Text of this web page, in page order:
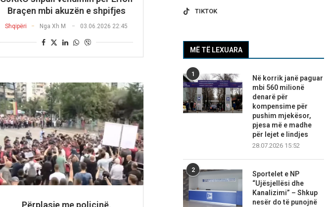
Braçen mbi akuzën e shpifjes
Shqipëri NgaXh M 03.06.2026 22:45
Përplasje me policinë,
TIKTOK
MË TË LEXUARA
1
Në korrik janë paguar
mbi 560 milionë
denarë për
kompensime për
pushim mjekësor,
pjesa më e madhe
për lejet e lindjes
28.07.2026 15:52
2
Sportelet e NP
“Ujësjellësi dhe
Kanalizimi” – Shkup
nesër do të punojnë